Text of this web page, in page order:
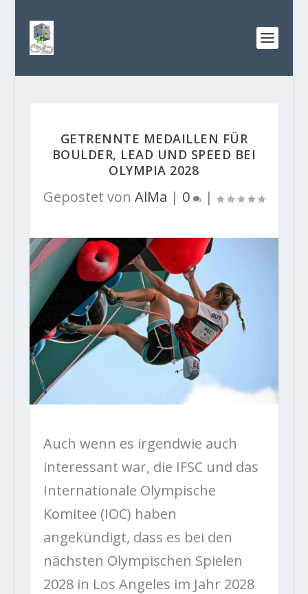
GETRENNTE MEDAILLEN FÜR
BOULDER, LEAD UND SPEED BEI
OLYMPIA 2028
Gepostet von AlMa | 0 |
Auch wenn es irgendwie auch
interessant war, die IFSC und das
Internationale Olympische
Komitee (IOC) haben
angekündigt, dass es bei den
nächsten Olympischen Spielen
2028 in Los Angeles im Jahr 2028